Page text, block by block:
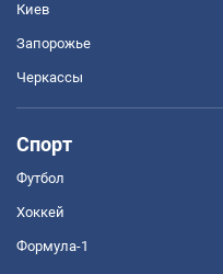
Киев
Запорожье
Черкассы
Спорт
Футбол
Хоккей
Формула-1